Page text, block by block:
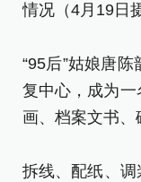
情况（4月19日
“95后”姑娘唐
复中心，成为
画、档案文书、
拆线、配纸、